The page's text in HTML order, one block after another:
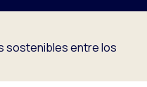
sostenibles entre los